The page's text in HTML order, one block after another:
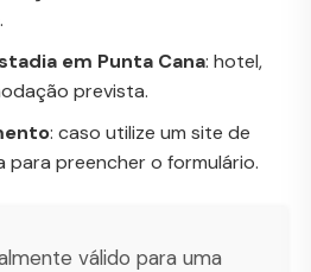
em Punta Cana: hotel,
prevista.
: caso utilize um site de
para preencher o formulário.
válido para uma